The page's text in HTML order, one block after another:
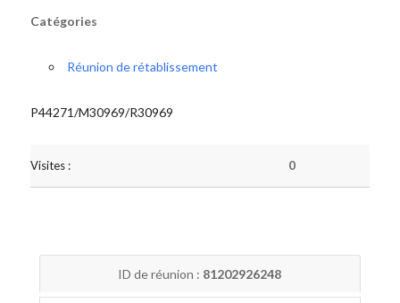
Catégories
Réunion de rétablissement
P44271/M30969/R30969
Visites : 0
ID de réunion : 81202926248